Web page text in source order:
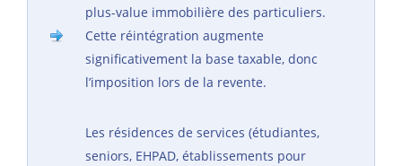
plus-value immobilière des particuliers.
Cette réintégration augmente
significativement la base taxable, donc
l’imposition lors de la revente.
Les résidences de services (étudiantes,
seniors, EHPAD, établissements pour